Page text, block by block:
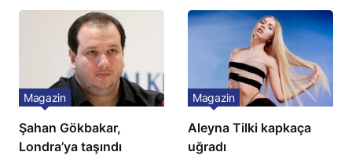
Çağla Şikel’den Şok
Gözünü 2 ilçeye dikti!
Şahan Gökbakar,
Londra’ya taşındı
Magazin
Aleyna Tilki kapkaça
uğradı
Magazin